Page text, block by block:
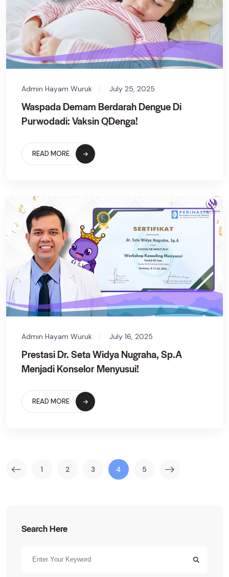
Admin Hayam Wuruk July 25, 2025
Waspada Demam Berdarah Dengue Di
Purwodadi: Vaksin QDenga!
READ MORE
Admin Hayam Wuruk July 16, 2025
Prestasi Dr. Seta Widya Nugraha, Sp.A
Menjadi Konselor Menyusui!
READ MORE
1 2 3 4 5
Search Here